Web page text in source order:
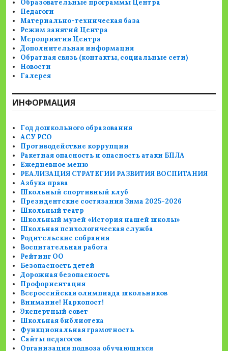
Образовательные программы Центра
Педагоги
Материально-техническая база
Режим занятий Центра
Мероприятия Центра
Дополнительная информация
Обратная связь (контакты, социальные сети)
Новости
Галерея
ИНФОРМАЦИЯ
Год дошкольного образования
АСУ РСО
Противодействие коррупции
Ракетная опасность и опасность атаки БПЛА
Ежедневное меню
РЕАЛИЗАЦИЯ СТРАТЕГИИ РАЗВИТИЯ ВОСПИТАНИЯ
Азбука права
Школьный спортивный клуб
Президентские состязания Зима 2025-2026
Школьный театр
Школьный музей «История нашей школы»
Школьная психологическая служба
Родительские собрания
Воспитательная работа
Рейтинг ОО
Безопасность детей
Дорожная безопасность
Профориентация
Всероссийская олимпиада школьников
Внимание! Наркопост!
Экспертный совет
Школьная библиотека
Функциональная грамотность
Сайты педагогов
Организация подвоза обучающихся